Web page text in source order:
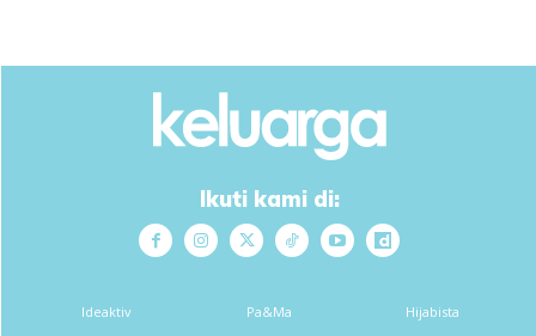
Ikuti kami di:
Ideaktiv Pa&Ma Hijabista